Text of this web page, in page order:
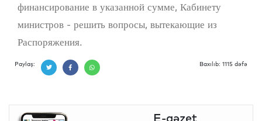
финансирование в указанной сумме, Кабинету
министров - решить вопросы, вытекающие из
Распоряжения.
Paylaş: Baxılıb: 1115 dəfə
E-qəzet